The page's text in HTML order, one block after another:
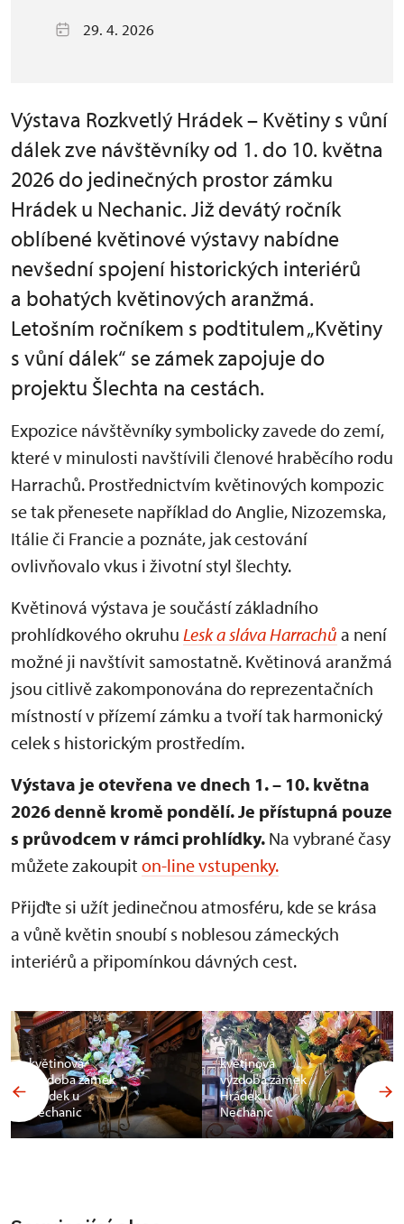
29. 4. 2026
Výstava Rozkvetlý Hrádek – Květiny s vůní
dálek zve návštěvníky od 1. do 10. května
2026 do jedinečných prostor zámku
Hrádek u Nechanic. Již devátý ročník
oblíbené květinové výstavy nabídne
nevšední spojení historických interiérů
a bohatých květinových aranžmá.
Letošním ročníkem s podtitulem „Květiny
s vůní dálek“ se zámek zapojuje do
projektu Šlechta na cestách.
Expozice návštěvníky symbolicky zavede do zemí,
které v minulosti navštívili členové hraběcího rodu
Harrachů. Prostřednictvím květinových kompozic
se tak přenesete například do Anglie, Nizozemska,
Itálie či Francie a poznáte, jak cestování
ovlivňovalo vkus i životní styl šlechty.
Květinová výstava je součástí základního
prohlídkového okruhu Lesk a sláva Harrachů a není
možné ji navštívit samostatně. Květinová aranžmá
jsou citlivě zakomponována do reprezentačních
místností v přízemí zámku a tvoří tak harmonický
celek s historickým prostředím.
Výstava je otevřena ve dnech 1. – 10. května
2026 denně kromě pondělí.Je přístupná pouze
s průvodcem v rámci prohlídky. Na vybrané časy
můžete zakoupit on-line vstupenky.
Přijďte si užít jedinečnou atmosféru, kde se krása
a vůně květin snoubí s noblesou zámeckých
interiérů a připomínkou dávných cest.
květinová
výzdoba zámek
Hrádek u
Nechanic
květinová
výzdoba zámek
Hrádek u
Nechanic